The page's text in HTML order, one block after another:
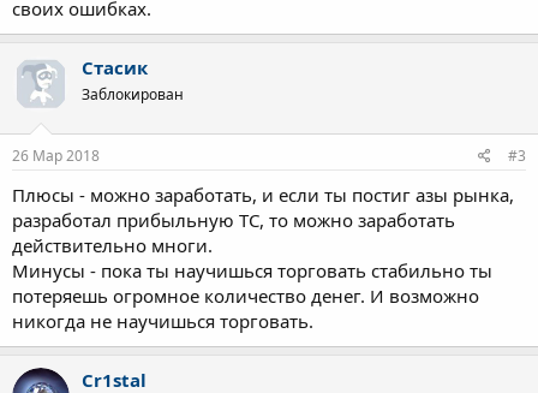
своих ошибках.
Стасик
Заблокирован
26 Мар 2018 #3
Плюсы - можно заработать, и если ты постиг азы рынка,
разработал прибыльную ТС, то можно заработать
действительно многи.
Минусы - пока ты научишься торговать стабильно ты
потеряешь огромное количество денег. И возможно
никогда не научишься торговать.
Cr1stal